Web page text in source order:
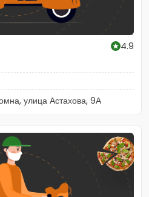
4.9
улица Астахова, 9А